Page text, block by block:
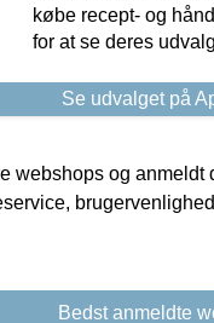
købe recept- og
for at se deres
Se udvalget på
og anmeldt
Bedst anmeldte